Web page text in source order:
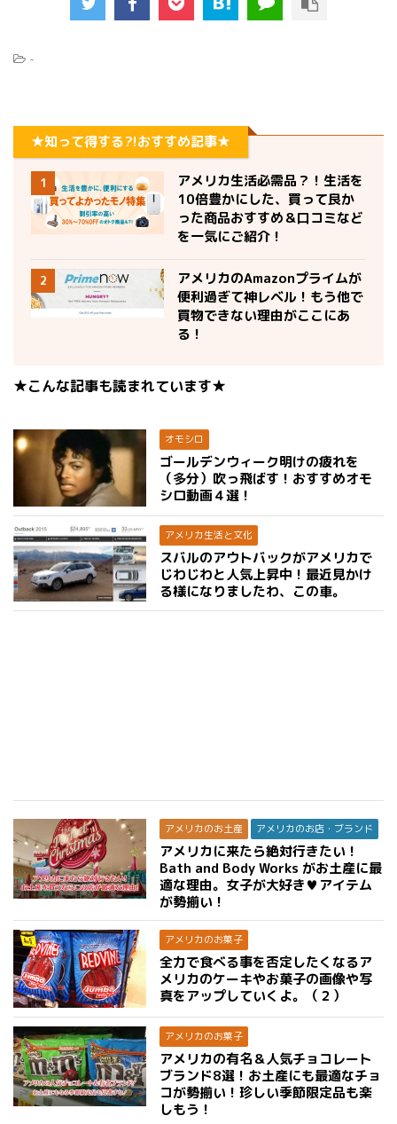
-
★知って得する?!おすすめ記事★
1
アメリカ生活必需品？！生活を
10倍豊かにした、買って良か
った商品おすすめ＆口コミなど
を一気にご紹介！
2
アメリカのAmazonプライムが
便利過ぎて神レベル！もう他で
買物できない理由がここにあ
る！
★こんな記事も読まれています★
オモシロ
ゴールデンウィーク明けの疲れを
（多分）吹っ飛ばす！おすすめオモ
シロ動画４選！
アメリカ生活と文化
スバルのアウトバックがアメリカで
じわじわと人気上昇中！最近見かけ
る様になりましたわ、この車。
アメリカのお土産 アメリカのお店・ブランド
アメリカに来たら絶対行きたい！
Bath and Body Works がお土産に最
適な理由。女子が大好き♥アイテム
が勢揃い！
アメリカのお菓子
全力で食べる事を否定したくなるア
メリカのケーキやお菓子の画像や写
真をアップしていくよ。（２）
アメリカのお菓子
アメリカの有名＆人気チョコレート
ブランド8選！お土産にも最適なチョ
コが勢揃い！珍しい季節限定品も楽
しもう！